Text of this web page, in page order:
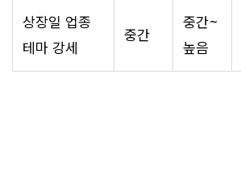
상장일 업종
테마 강세
중간
중간~
높음